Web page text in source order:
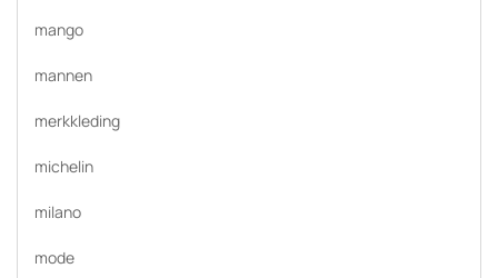
mango
mannen
merkkleding
michelin
milano
mode